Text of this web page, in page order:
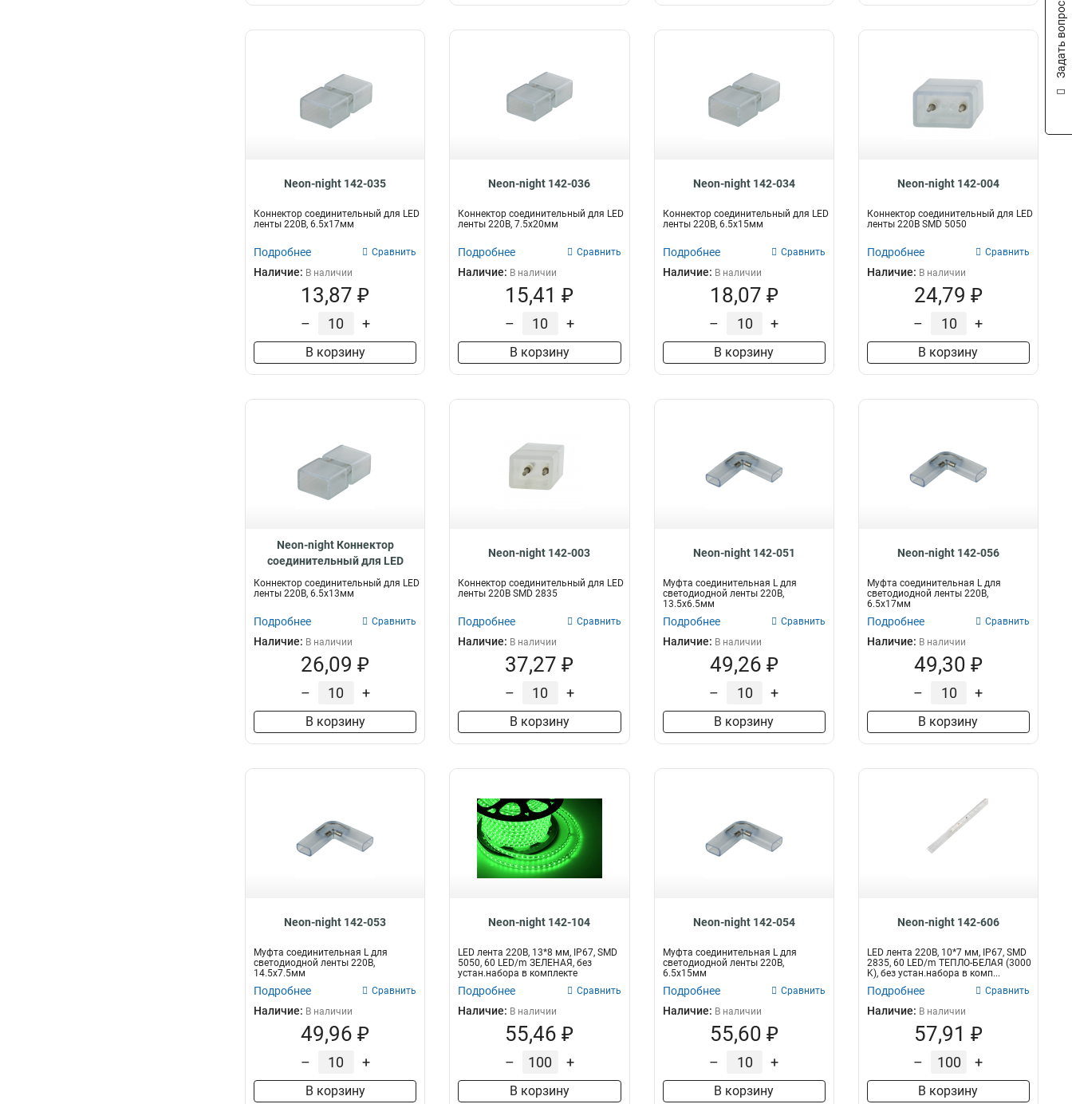
Neon-night 142-035
Коннектор соединительный для LED
ленты 220В, 6.5x17мм
Подробнее Сравнить
Наличие: В наличии
13,87 ₽
– +
В корзину
Neon-night 142-036
Коннектор соединительный для LED
ленты 220В, 7.5x20мм
Подробнее Сравнить
Наличие: В наличии
15,41 ₽
– +
В корзину
Neon-night 142-034
Коннектор соединительный для LED
ленты 220В, 6.5x15мм
Подробнее Сравнить
Наличие: В наличии
18,07 ₽
– +
В корзину
Neon-night 142-004
Коннектор соединительный для LED
ленты 220В SMD 5050
Подробнее Сравнить
Наличие: В наличии
24,79 ₽
– +
В корзину
Neon-night Коннектор
соединительный для LED
ленты 220В 142-033
Коннектор соединительный для LED
ленты 220В, 6.5x13мм
Подробнее Сравнить
Наличие: В наличии
26,09 ₽
– +
В корзину
Neon-night 142-003
Коннектор соединительный для LED
ленты 220В SMD 2835
Подробнее Сравнить
Наличие: В наличии
37,27 ₽
– +
В корзину
Neon-night 142-051
Муфта соединительная L для
светодиодной ленты 220В,
13.5х6.5мм
Подробнее Сравнить
Наличие: В наличии
49,26 ₽
– +
В корзину
Neon-night 142-056
Муфта соединительная L для
светодиодной ленты 220В,
6.5х17мм
Подробнее Сравнить
Наличие: В наличии
49,30 ₽
– +
В корзину
Neon-night 142-053
Муфта соединительная L для
светодиодной ленты 220В,
14.5х7.5мм
Подробнее Сравнить
Наличие: В наличии
49,96 ₽
– +
В корзину
Neon-night 142-104
LED лента 220В, 13*8 мм, IP67, SMD
5050, 60 LED/m ЗЕЛЕНАЯ, без
устан.набора в комплекте
Подробнее Сравнить
Наличие: В наличии
55,46 ₽
– +
В корзину
Neon-night 142-054
Муфта соединительная L для
светодиодной ленты 220В,
6.5х15мм
Подробнее Сравнить
Наличие: В наличии
55,60 ₽
– +
В корзину
Neon-night 142-606
LED лента 220В, 10*7 мм, IP67, SMD
2835, 60 LED/m ТЕПЛО-БЕЛАЯ (3000
K), без устан.набора в комп...
Подробнее Сравнить
Наличие: В наличии
57,91 ₽
– +
В корзину
Задать вопрос